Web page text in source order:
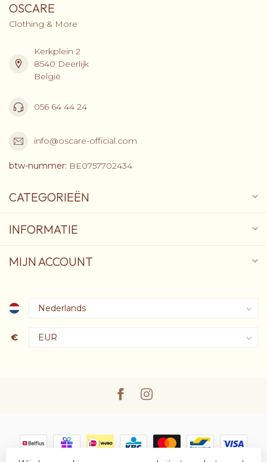
OSCARE
Clothing & More
Kerkplein 2
8540 Deerlijk
België
056 64 44 24
info@oscare-official.com
btw-nummer: BE0757702434
CATEGORIEËN
INFORMATIE
MIJN ACCOUNT
€